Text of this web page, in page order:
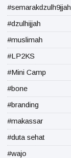
#semarakdzulh9jjah
#dzulhijjah
#muslimah
#LP2KS
#Mini Camp
#bone
#branding
#makassar
#duta sehat
#wajo